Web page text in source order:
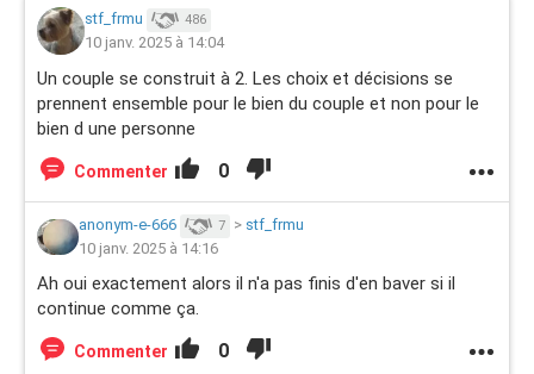
stf_frmu 486
10 janv. 2025 à 14:04
Un couple se construit à 2. Les choix et décisions se
prennent ensemble pour le bien du couple et non pour le
bien d une personne
Commenter 0
anonym-e-666 7 > stf_frmu
10 janv. 2025 à 14:16
Ah oui exactement alors il n'a pas finis d'en baver si il
continue comme ça.
Commenter 0